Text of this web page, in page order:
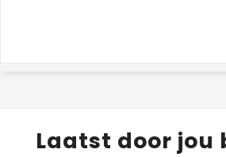
Laatst door jou